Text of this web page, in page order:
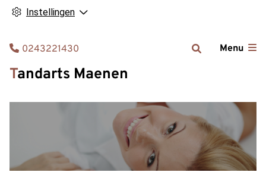
Instellingen
Tandarts Maenen
Menu
Tel:
0243221430